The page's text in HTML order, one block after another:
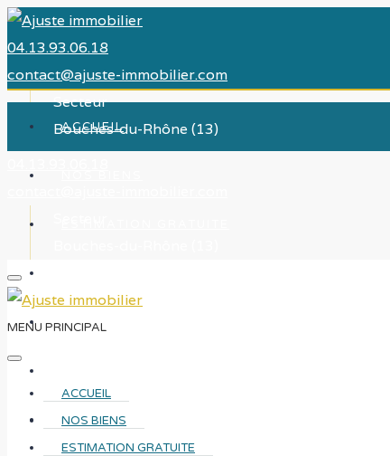
04.13.93.06.18
contact@ajuste-immobilier.com
Secteur
Bouches-du-Rhône (13)
ACCUEIL
ACTUALITÉS
CONTACT
MENU PRINCIPAL
ACCUEIL
NOS BIENS
ESTIMATION GRATUITE